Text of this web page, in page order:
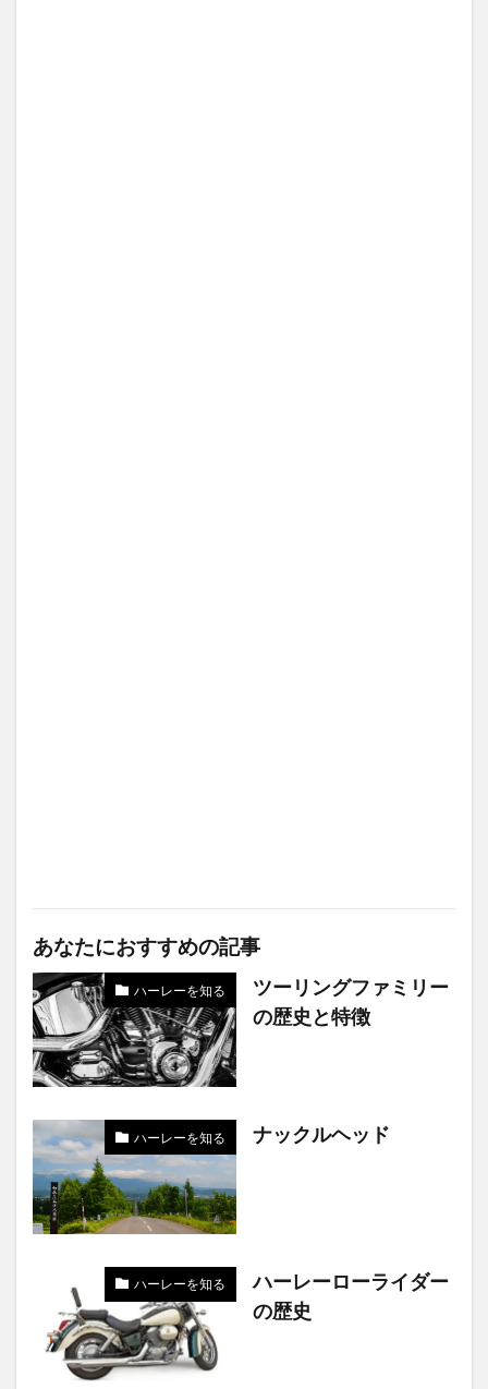
あなたにおすすめの記事
ハーレーを知る
ツーリングファミリー
の歴史と特徴
ハーレーを知る ナックルヘッド
ハーレーを知る
ハーレーローライダー
の歴史